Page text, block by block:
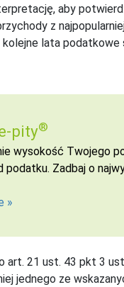
aby
z
lata podatkowe
pity®
wysokość Twojego
Zadbaj o
art. 21 ust. 43 pkt 3
jednego ze